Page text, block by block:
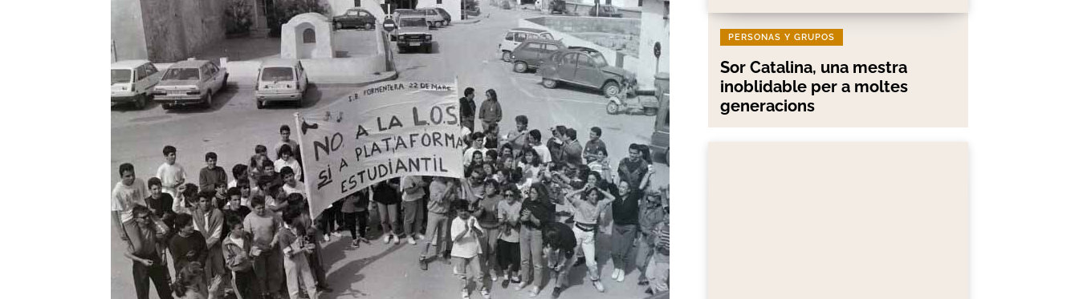
PERSONAS Y GRUPOS
Sor Catalina, una mestra
inoblidable per a moltes
generacions